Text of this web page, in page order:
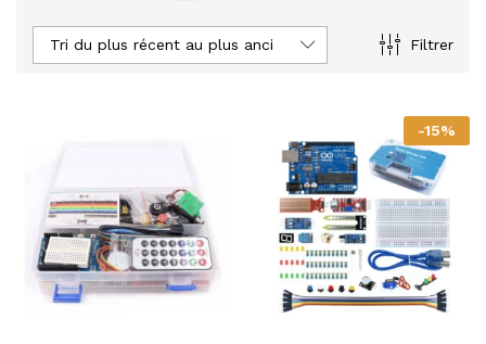
Filtrer
Tri du plus récent au plus ancien
-15%